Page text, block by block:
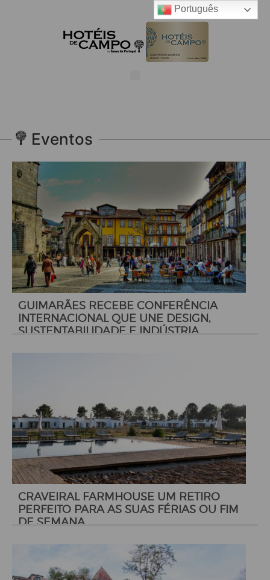
Eventos
GUIMARÃES RECEBE CONFERÊNCIA
INTERNACIONAL QUE UNE DESIGN,
SUSTENTABILIDADE E INDÚSTRIA
CRAVEIRAL FARMHOUSE UM RETIRO
PERFEITO PARA AS SUAS FÉRIAS OU FIM
DE SEMANA
Português